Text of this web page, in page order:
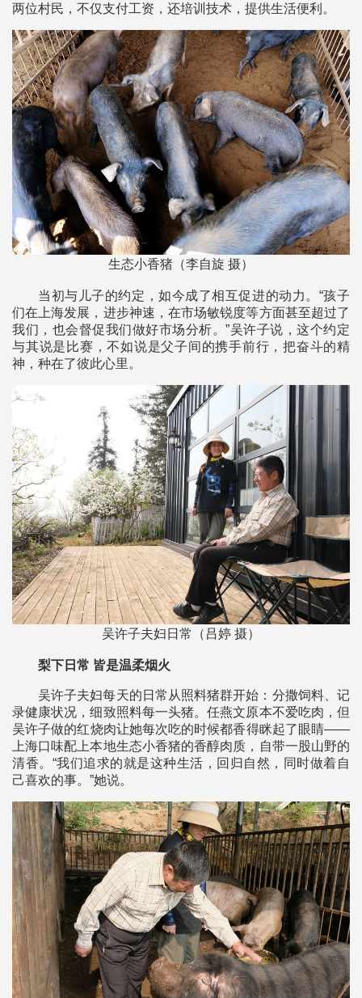
两位村民，不仅支付工资，还培训技术，提供生活便利。
生态小香猪（李自旋 摄）
当初与儿子的约定，如今成了相互促进的动力。“孩子
们在上海发展，进步神速，在市场敏锐度等方面甚至超过了
我们，也会督促我们做好市场分析。”吴许子说，这个约定
与其说是比赛，不如说是父子间的携手前行，把奋斗的精
神，种在了彼此心里。
吴许子夫妇日常（吕婷 摄）
梨下日常 皆是温柔烟火
吴许子夫妇每天的日常从照料猪群开始：分撒饲料、记
录健康状况，细致照料每一头猪。任燕文原本不爱吃肉，但
吴许子做的红烧肉让她每次吃的时候都香得眯起了眼睛——
上海口味配上本地生态小香猪的香醇肉质，自带一股山野的
清香。“我们追求的就是这种生活，回归自然，同时做着自
己喜欢的事。”她说。